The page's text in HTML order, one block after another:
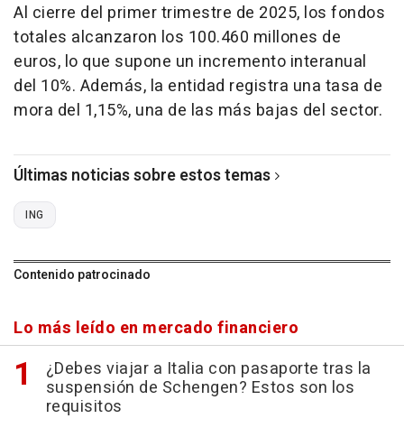
Al cierre del primer trimestre de 2025, los fondos
totales alcanzaron los 100.460 millones de
euros, lo que supone un incremento interanual
del 10%. Además, la entidad registra una tasa de
mora del 1,15%, una de las más bajas del sector.
Últimas noticias sobre estos temas
ING
Contenido patrocinado
Lo más leído en mercado financiero
¿Debes viajar a Italia con pasaporte tras la
suspensión de Schengen? Estos son los
requisitos